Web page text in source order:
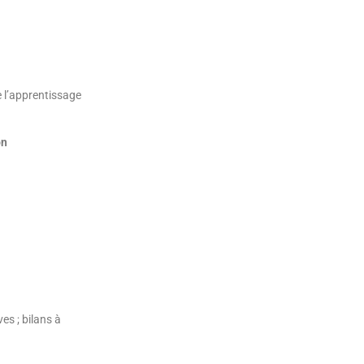
l’apprentissage
; bilans à